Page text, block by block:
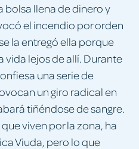
bolsa llena de dinero y
el incendio por orden
la entregó ella porque
vida lejos de allí. Durante
una serie de
un giro radical en
tiñéndose de sangre.
viven por la zona, ha
Viuda, pero lo que